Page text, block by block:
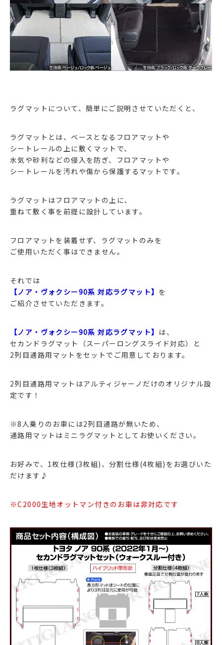
ラグマットについて、簡単にご説明させていただくと、
ラグマットとは、ベースとなるフロアマットや
シートレールの上に敷くマットで、
水気や砂利などの侵入を防ぎ、フロアマットや
シートレールを汚れや傷から保護するマットです。
ラグマットはフロアマットの上に、
重ねて敷く事を前提に設計しています。
フロアマットを装着せず、ラグマットのみを
ご使用いただく事はできません。
それでは
【ノア・ヴォクシー90系 対応ラグマット】 を
ご紹介させていただきます。
【ノア・ヴォクシー90系 対応ラグマット】 は、
セカンドラグマット（スーパーロングスライド対応）と
2列目通路用マットをセットでご用意しております。
2列目通路用マットはアルティジャーノだけのオリジナル設
定です！
※8人乗りのお車には2列目通路が無いため、
通路用マットはミニラグマットとしてお使いください。
お好みで、1枚仕様(3枚組)、分割仕様(4枚組)をお選びいた
だけます♪
※C2000生地オットマン付きのお車は非対応です